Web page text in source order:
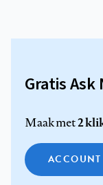
Gratis
Maak met2